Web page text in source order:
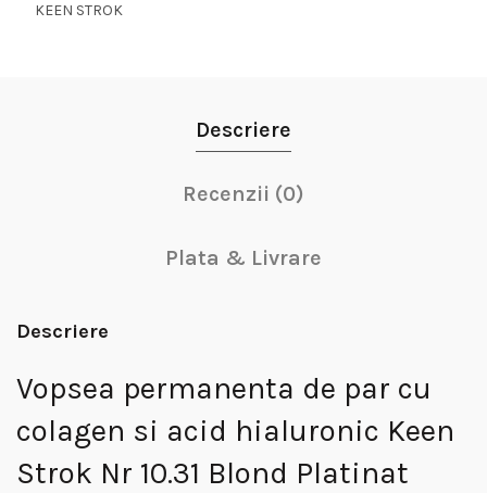
KEEN STROK
Descriere
Recenzii (0)
Plata & Livrare
Descriere
Vopsea permanenta de par cu
colagen si acid hialuronic Keen
Strok Nr 10.31 Blond Platinat